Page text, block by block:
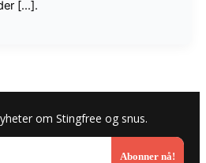
[...].
om Stingfree og snus.
Abonner nå!